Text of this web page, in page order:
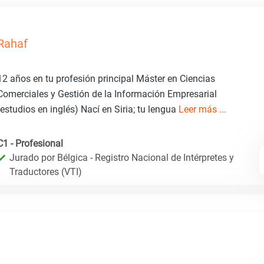
años en tu profesión principal Máster en Ciencias
y Gestión de la Información Empresarial
en inglés) Nací en Siria; tu lengua Leer más ...
- Profesional
Jurado por Bélgica - Registro Nacional de Intérpretes y
Traductores (VTI)